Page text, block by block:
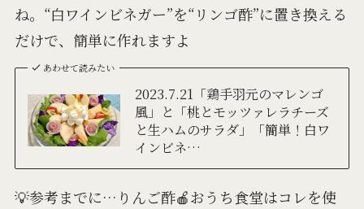
ね。“白ワインビネガー”を“リンゴ酢”に置き換える
だけで、簡単に作れますよ
あわせて読みたい
2023.7.21「鶏手羽元のマレンゴ
風」と「桃とモッツァレラチーズ
と生ハムのサラダ」「簡単！白ワ
インビネ…
💡参考までに…りんご酢🍎おうち食堂はコレを使